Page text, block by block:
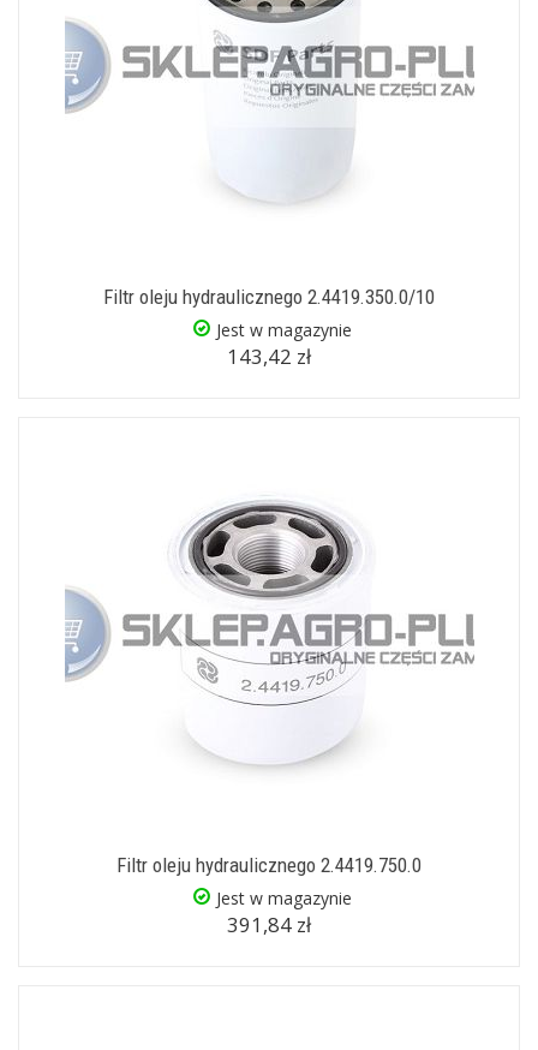
Filtr oleju hydraulicznego 2.4419.350.0/10
Jest w magazynie
143,42 zł
Filtr oleju hydraulicznego 2.4419.750.0
Jest w magazynie
391,84 zł